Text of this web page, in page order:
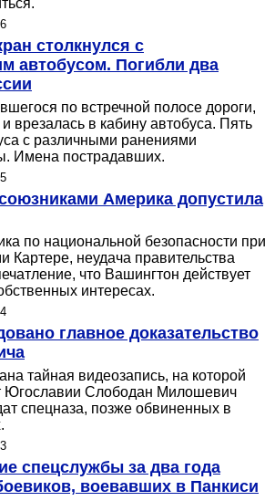
столкнулся с
автобусом. Погибли два
по встречной полосе дороги,
врезалась в кабину автобуса. Пять
с различными ранениями
Имена пострадавших.
Америка допустила
по национальной безопасности при
Картере, неудача правительства
что Вашингтон действует
интересах.
главное доказательство
тайная видеозапись, на которой
Югославии Слободан Милошевич
спецназа, позже обвиненных в
спецслужбы за два года
воевавших в Панкиси